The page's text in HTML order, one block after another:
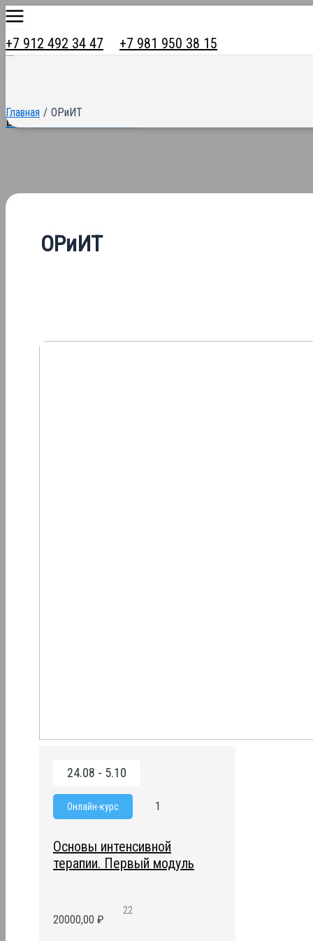
Перейти
содержимому
Main
Menu
+7 912 492 34 47 +7 981 950 38 15
Вход в личный кабинет
Главная ОРиИТ
ОРиИТ
24.08 - 5.10
Онлайн-курс 1
22
Основы интенсивной
терапии. Первый модуль
20000,00 ₽